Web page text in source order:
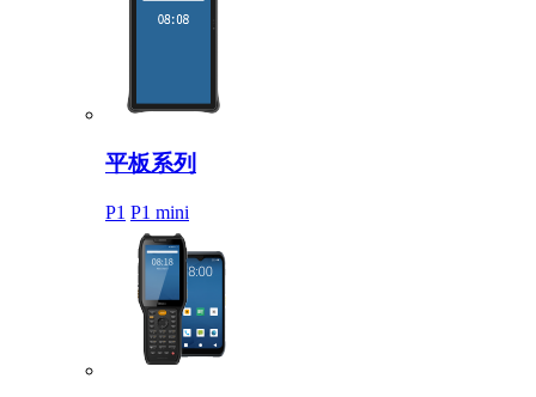
平板系列
P1 P1 mini